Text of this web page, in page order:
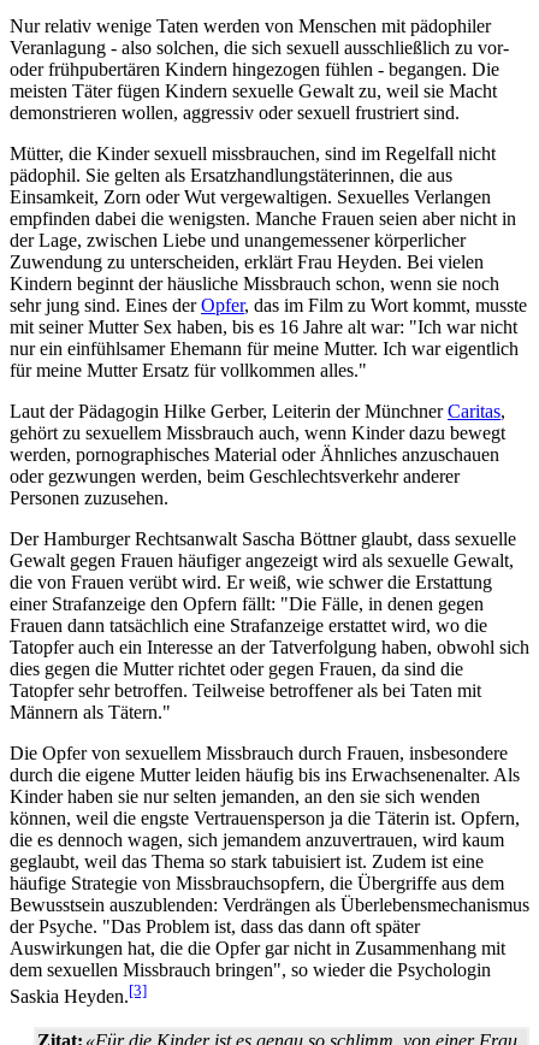
Nur relativ wenige Taten werden von Menschen mit pädophiler
Veranlagung - also solchen, die sich sexuell ausschließlich zu vor-
oder frühpubertären Kindern hingezogen fühlen - begangen. Die
meisten Täter fügen Kindern sexuelle Gewalt zu, weil sie Macht
demonstrieren wollen, aggressiv oder sexuell frustriert sind.
Mütter, die Kinder sexuell missbrauchen, sind im Regelfall nicht
pädophil. Sie gelten als Ersatz­handlungs­täterinnen, die aus
Einsamkeit, Zorn oder Wut vergewaltigen. Sexuelles Verlangen
empfinden dabei die wenigsten. Manche Frauen seien aber nicht in
der Lage, zwischen Liebe und unangemessener körperlicher
Zuwendung zu unterscheiden, erklärt Frau Heyden. Bei vielen
Kindern beginnt der häusliche Missbrauch schon, wenn sie noch
sehr jung sind. Eines derOpfer, das im Film zu Wort kommt, musste
mit seiner Mutter Sex haben, bis es 16 Jahre alt war: "Ich war nicht
nur ein einfühlsamer Ehemann für meine Mutter. Ich war eigentlich
für meine Mutter Ersatz für vollkommen alles."
Laut der Pädagogin Hilke Gerber, Leiterin der MünchnerCaritas,
gehört zu sexuellem Missbrauch auch, wenn Kinder dazu bewegt
werden, porno­graphisches Material oder Ähnliches anzuschauen
oder gezwungen werden, beim Geschlechtsverkehr anderer
Personen zuzusehen.
Der Hamburger Rechtsanwalt Sascha Böttner glaubt, dass sexuelle
Gewalt gegen Frauen häufiger angezeigt wird als sexuelle Gewalt,
die von Frauen verübt wird. Er weiß, wie schwer die Erstattung
einer Strafanzeige den Opfern fällt: "Die Fälle, in denen gegen
Frauen dann tatsächlich eine Strafanzeige erstattet wird, wo die
Tatopfer auch ein Interesse an der Tatverfolgung haben, obwohl sich
dies gegen die Mutter richtet oder gegen Frauen, da sind die
Tatopfer sehr betroffen. Teilweise betroffener als bei Taten mit
Männern als Tätern."
Die Opfer von sexuellem Missbrauch durch Frauen, insbesondere
durch die eigene Mutter leiden häufig bis ins Erwachsenen­alter. Als
Kinder haben sie nur selten jemanden, an den sie sich wenden
können, weil die engste Vertrauens­person ja die Täterin ist. Opfern,
die es dennoch wagen, sich jemandem anzuvertrauen, wird kaum
geglaubt, weil das Thema so stark tabuisiert ist. Zudem ist eine
häufige Strategie von Missbrauchs­opfern, die Übergriffe aus dem
Bewusstsein auszublenden: Verdrängen als Überlebens­mechanismus
der Psyche. "Das Problem ist, dass das dann oft später
Auswirkungen hat, die die Opfer gar nicht in Zusammenhang mit
dem sexuellen Missbrauch bringen", so wieder die Psychologin
Saskia Heyden.[3]
Zitat: «Für die Kinder ist es genau so schlimm, von einer Frau